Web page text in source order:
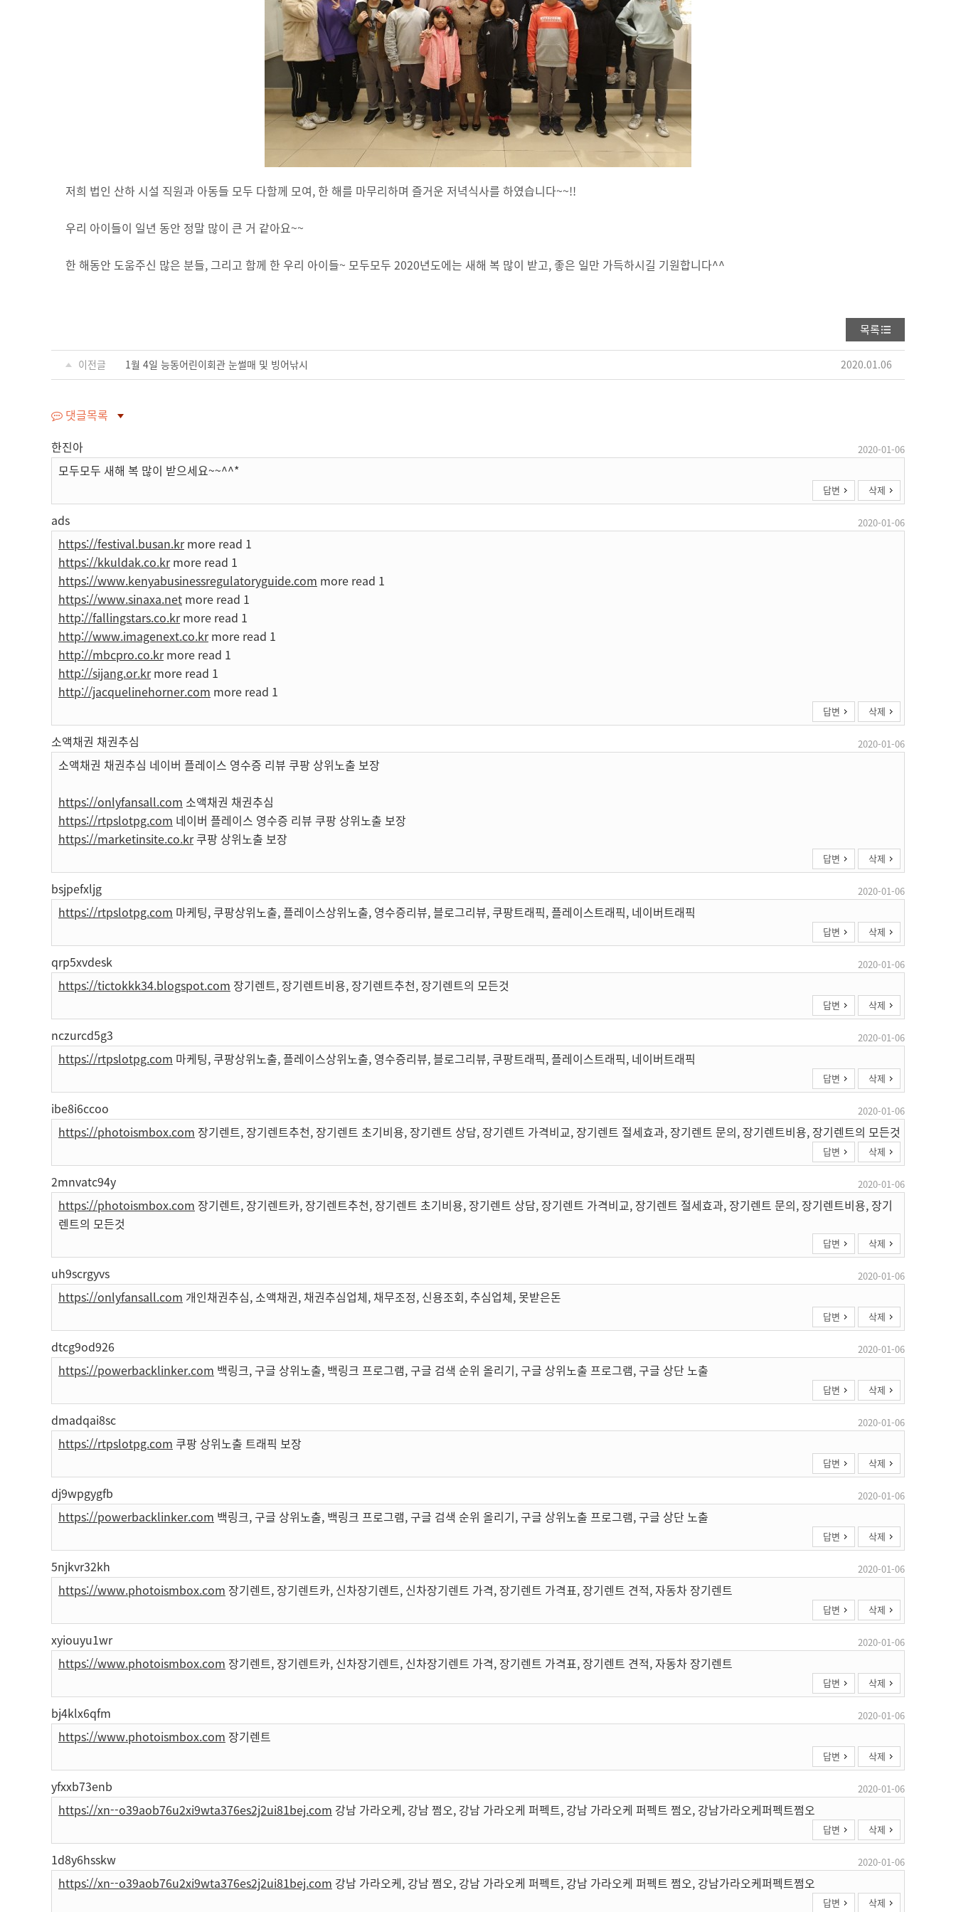
저희 법인 산하 시설 직원과 아동들 모두 다함께 모여, 한 해를 마무리하며 즐거운 저녁식사를 하였습니다~~!!
우리 아이들이 일년 동안 정말 많이 큰 거 같아요~~
한 해동안 도움주신 많은 분들, 그리고 함께 한 우리 아이들~ 모두모두 2020년도에는 새해 복 많이 받고, 좋은 일만 가득하시길 기원합니다^^
목록
이전글 1월 4일 능동어린이회관 눈썰매 및 빙어낚시 2020.01.06
댓글목록
한진아
2020-01-06
모두모두 새해 복 많이 받으세요~~^^*
답변 삭제
ads 2020-01-06
https://festival.busan.krmore read 1
https://kkuldak.co.krmore read 1
https://www.kenyabusinessregulatoryguide.com more read 1
https://www.sinaxa.net more read 1
http://fallingstars.co.krmore read 1
http://www.imagenext.co.krmore read 1
http://mbcpro.co.krmore read 1
http://sijang.or.krmore read 1
http://jacquelinehorner.com more read 1
답변 삭제
소액채권 채권추심 2020-01-06
소액채권 채권추심 네이버 플레이스 영수증 리뷰 쿠팡 상위노출 보장
https://onlyfansall.com 소액채권 채권추심
https://rtpslotpg.com 네이버 플레이스 영수증 리뷰 쿠팡 상위노출 보장
https://marketinsite.co.kr쿠팡 상위노출 보장
답변 삭제
bsjpefxljg 2020-01-06
https://rtpslotpg.com 마케팅, 쿠팡상위노출, 플레이스상위노출, 영수증리뷰, 블로그리뷰, 쿠팡트래픽, 플레이스트래픽, 네이버트래픽
답변 삭제
qrp5xvdesk 2020-01-06
https://tictokkk34.blogspot.com 장기렌트, 장기렌트비용, 장기렌트추천, 장기렌트의 모든것
답변 삭제
nczurcd5g3 2020-01-06
https://rtpslotpg.com 마케팅, 쿠팡상위노출, 플레이스상위노출, 영수증리뷰, 블로그리뷰, 쿠팡트래픽, 플레이스트래픽, 네이버트래픽
답변 삭제
ibe8i6ccoo 2020-01-06
https://photoismbox.com 장기렌트, 장기렌트추천, 장기렌트 초기비용, 장기렌트 상담, 장기렌트 가격비교, 장기렌트 절세효과, 장기렌트 문의, 장기렌트비용, 장기렌트의 모든것
답변 삭제
2mnvatc94y 2020-01-06
https://photoismbox.com 장기렌트, 장기렌트카, 장기렌트추천, 장기렌트 초기비용, 장기렌트 상담, 장기렌트 가격비교, 장기렌트 절세효과, 장기렌트 문의, 장기렌트비용, 장기
렌트의 모든것
답변 삭제
uh9scrgyvs 2020-01-06
https://onlyfansall.com 개인채권추심, 소액채권, 채권추심업체, 채무조정, 신용조회, 추심업체, 못받은돈
답변 삭제
dtcg9od926 2020-01-06
https://powerbacklinker.com 백링크, 구글 상위노출, 백링크 프로그램, 구글 검색 순위 올리기, 구글 상위노출 프로그램, 구글 상단 노출
답변 삭제
dmadqai8sc 2020-01-06
https://rtpslotpg.com 쿠팡 상위노출 트래픽 보장
답변 삭제
dj9wpgygfb 2020-01-06
https://powerbacklinker.com 백링크, 구글 상위노출, 백링크 프로그램, 구글 검색 순위 올리기, 구글 상위노출 프로그램, 구글 상단 노출
답변 삭제
5njkvr32kh 2020-01-06
https://www.photoismbox.com 장기렌트, 장기렌트카, 신차장기렌트, 신차장기렌트 가격, 장기렌트 가격표, 장기렌트 견적, 자동차 장기렌트
답변 삭제
xyiouyu1wr 2020-01-06
https://www.photoismbox.com 장기렌트, 장기렌트카, 신차장기렌트, 신차장기렌트 가격, 장기렌트 가격표, 장기렌트 견적, 자동차 장기렌트
답변 삭제
bj4klx6qfm 2020-01-06
https://www.photoismbox.com 장기렌트
답변 삭제
yfxxb73enb 2020-01-06
https://xn--o39aob76u2xi9wta376es2j2ui81bej.com 강남 가라오케, 강남 쩜오, 강남 가라오케 퍼펙트, 강남 가라오케 퍼펙트 쩜오, 강남가라오케퍼펙트쩜오
답변 삭제
1d8y6hsskw 2020-01-06
https://xn--o39aob76u2xi9wta376es2j2ui81bej.com 강남 가라오케, 강남 쩜오, 강남 가라오케 퍼펙트, 강남 가라오케 퍼펙트 쩜오, 강남가라오케퍼펙트쩜오
답변 삭제